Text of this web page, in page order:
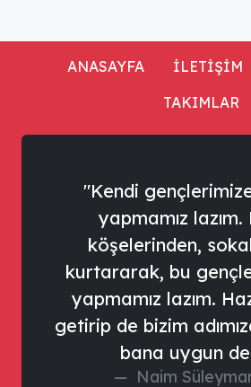
ANASAYFA İLETİŞİM
TAKIMLAR
"Kendi
yapmamız lazım.
köşelerinden,
kurtararak, bu
yapmamız lazım.
getirip de bizim
bana uygun
Naim